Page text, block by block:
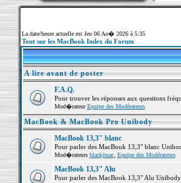
La date/heure actuelle est Jeu 06 Ao� 2026 à 5:35
Tout sur les MacBook Index du Forum
A lire avant de poster
F.A.Q.
Pour trouver les réponses aux questions
Mod�rateurEquipe des Modérateurs
MacBook & MacBook Pro Unibody
MacBook 13,3" blanc
Pour parler des MacBook 13,3" blanc
Mod�rateurs blackjmac, Equipe des Modérateurs
MacBook 13,3" Alu
Pour parler des MacBook 13,3" Alu